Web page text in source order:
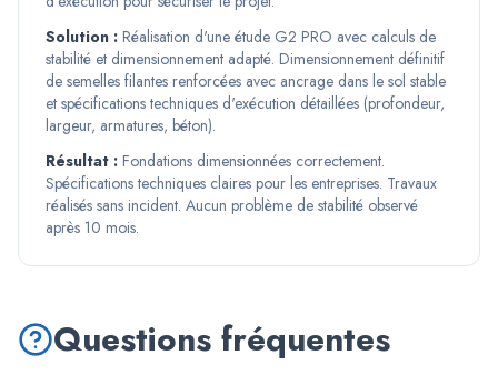
Solution : Réalisation d'une étude G2 PRO avec calculs de
stabilité et dimensionnement adapté. Dimensionnement définitif
de semelles filantes renforcées avec ancrage dans le sol stable
et spécifications techniques d'exécution détaillées (profondeur,
largeur, armatures, béton).
Résultat : Fondations dimensionnées correctement.
Spécifications techniques claires pour les entreprises. Travaux
réalisés sans incident. Aucun problème de stabilité observé
après 10 mois.
Questions fréquentes